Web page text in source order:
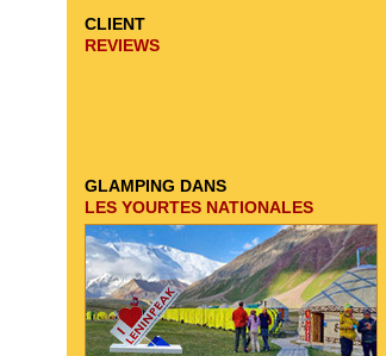
CLIENT
REVIEWS
GLAMPING DANS
LES YOURTES NATIONALES